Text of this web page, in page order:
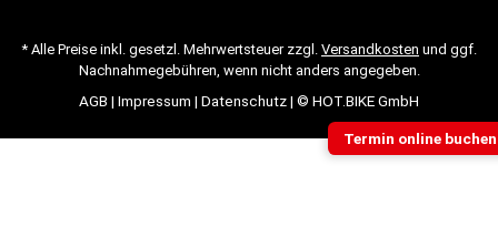
Termin online buchen
* Alle Preise inkl. gesetzl. Mehrwertsteuer zzgl. Versandkosten und ggf.
Nachnahmegebühren, wenn nicht anders angegeben.
AGB | Impressum | Datenschutz| © HOT.BIKE GmbH